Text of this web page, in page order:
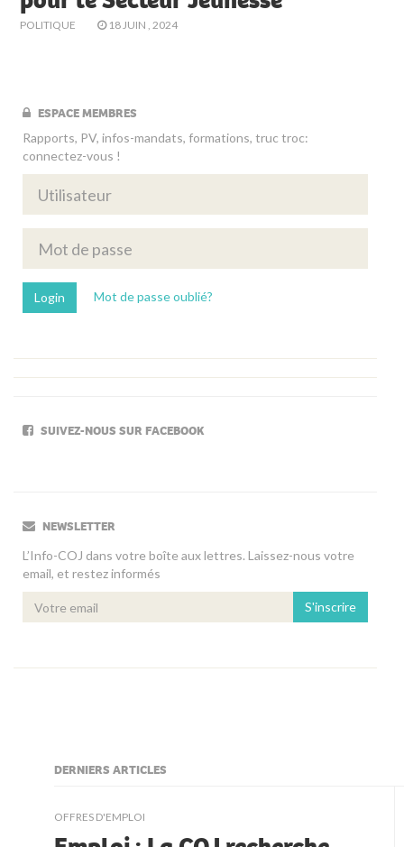
POLITIQUE 18 JUIN , 2024
ESPACE MEMBRES
Rapports, PV, infos-mandats, formations, truc troc:
connectez-vous !
Mot de passe oublié?
SUIVEZ-NOUS SUR FACEBOOK
NEWSLETTER
L’Info-COJ dans votre boîte aux lettres. Laissez-nous votre
email, et restez informés
S'inscrire
DERNIERS ARTICLES
OFFRES D'EMPLOI